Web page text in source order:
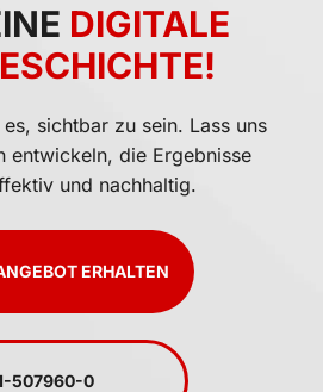
DIGITALE
sichtbar zu sein. Lass uns
entwickeln, die Ergebnisse
und nachhaltig.
ERHALTEN
507960-0